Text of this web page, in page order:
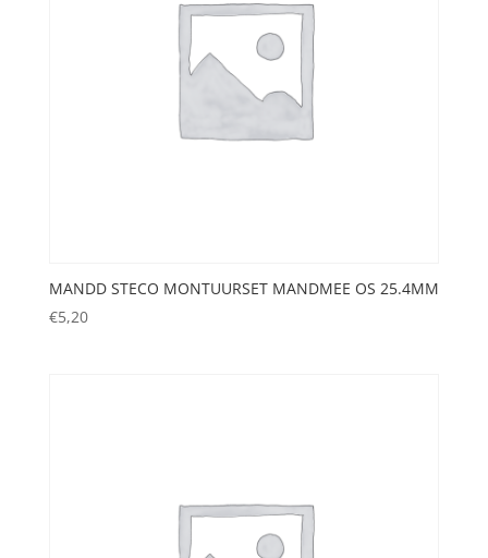
MANDD STECO MONTUURSET MANDMEE OS 25.4MM
€5,20